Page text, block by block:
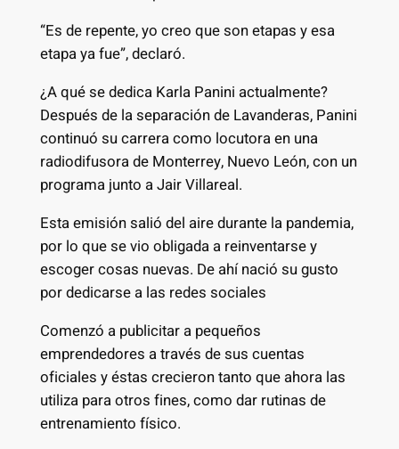
“Es de repente, yo creo que son etapas y esa
etapa ya fue”, declaró.
¿A qué se dedica Karla Panini actualmente?
Después de la separación de Lavanderas, Panini
continuó su carrera como locutora en una
radiodifusora de Monterrey, Nuevo León, con un
programa junto a Jair Villareal.
Esta emisión salió del aire durante la pandemia,
por lo que se vio obligada a reinventarse y
escoger cosas nuevas. De ahí nació su gusto
por dedicarse a las redes sociales
Comenzó a publicitar a pequeños
emprendedores a través de sus cuentas
oficiales y éstas crecieron tanto que ahora las
utiliza para otros fines, como dar rutinas de
entrenamiento físico.